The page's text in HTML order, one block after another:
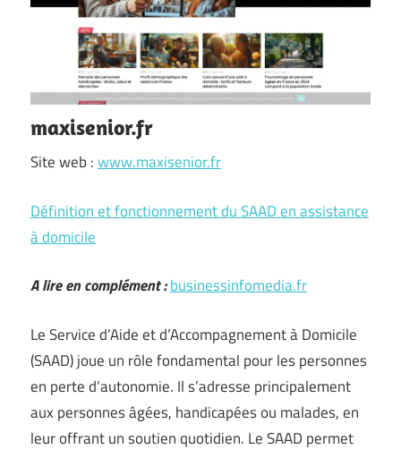
maxisenior.fr
Site web :www.maxisenior.fr
Définition et fonctionnement du SAAD en assistance
à domicile
A lire en complément :businessinfomedia.fr
Le Service d’Aide et d’Accompagnement à Domicile
(SAAD) joue un rôle fondamental pour les personnes
en perte d’autonomie. Il s’adresse principalement
aux personnes âgées, handicapées ou malades, en
leur offrant un soutien quotidien. Le SAAD permet